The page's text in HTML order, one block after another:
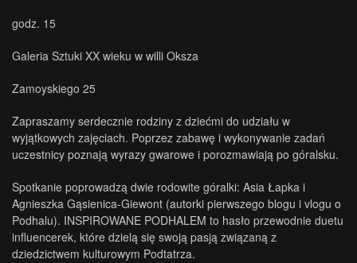
godz. 15
Galeria Sztuki XX wieku w willi Oksza
Zamoyskiego 25
Zapraszamy serdecznie rodziny z dziećmi do udziału w
wyjątkowych zajęciach. Poprzez zabawę i wykonywanie zadań
uczestnicy poznają wyrazy gwarowe i porozmawiają po góralsku.
Spotkanie poprowadzą dwie rodowite góralki: Asia Łapka i
Agnieszka Gąsienica-Giewont (autorki pierwszego blogu i vlogu o
Podhalu). INSPIROWANE PODHALEM to hasło przewodnie duetu
influencerek, które dzielą się swoją pasją związaną z
dziedzictwem kulturowym Podtatrza.